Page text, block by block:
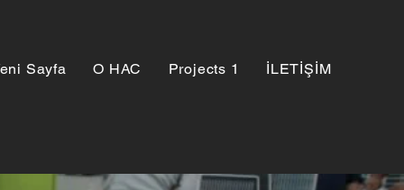
Sayfa О НАС Projects 1 İLETİŞİM